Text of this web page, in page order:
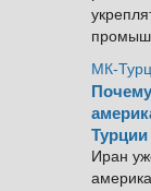
МК-
Турции
Иран